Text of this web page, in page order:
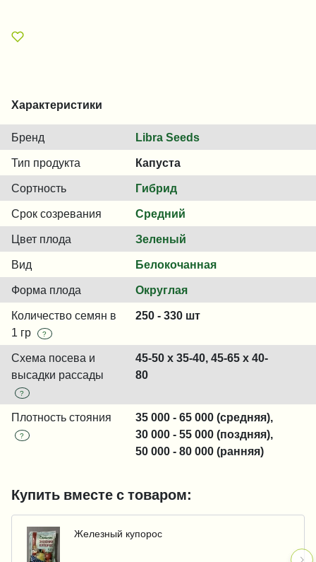
Характеристики
Бренд Libra Seeds
Тип продукта Капуста
Сортность Гибрид
Срок созревания Средний
Цвет плода Зеленый
Вид Белокочанная
Форма плода Округлая
Количество семян в
1 гр
?
250 - 330 шт
Схема посева и
высадки рассады
?
45-50 x 35-40, 45-65 x 40-
80
Плотность стояния
?
35 000 - 65 000 (средняя),
30 000 - 55 000 (поздняя),
50 000 - 80 000 (ранняя)
Купить вместе с товаром:
Железный купорос